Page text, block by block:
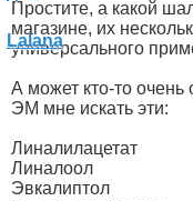
Простите, а какой
магазине, их
универсального
А может кто-то очень
ЭМ мне искать эти:
Линалилацетат
Линалоол
Эвкалиптол